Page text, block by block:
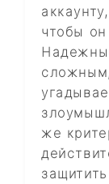
чтобы
же